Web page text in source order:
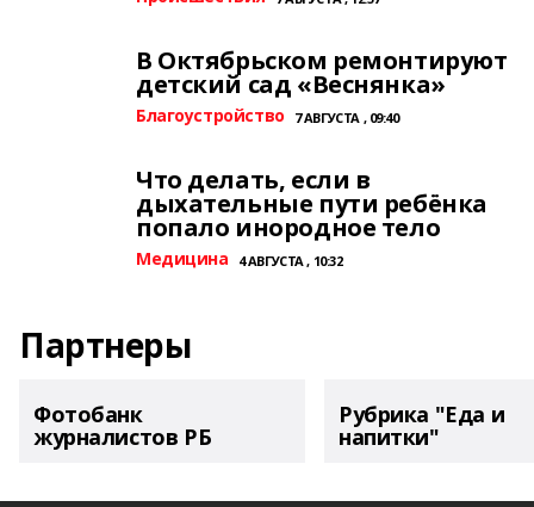
В Октябрьском ремонтируют
детский сад «Веснянка»
Благоустройство 7 АВГУСТА , 09:40
Что делать, если в
дыхательные пути ребёнка
попало инородное тело
Медицина 4 АВГУСТА , 10:32
Партнеры
Фотобанк
журналистов РБ
Рубрика "Еда и
напитки"